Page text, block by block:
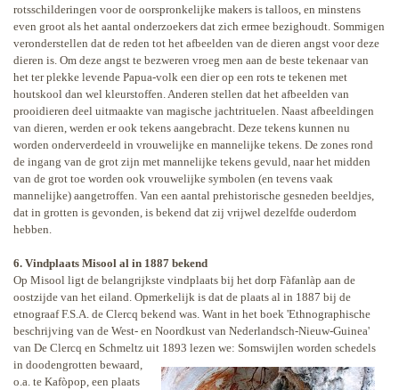
rotsschilderingen voor de oorspronkelijke makers is talloos, en minstens
even groot als het aantal onderzoekers dat zich ermee bezighoudt. Sommigen
veronderstellen dat de reden tot het afbeelden van de dieren angst voor deze
dieren is. Om deze angst te bezweren vroeg men aan de beste tekenaar van
het ter plekke levende Papua-volk een dier op een rots te tekenen met
houtskool dan wel kleurstoffen. Anderen stellen dat het afbeelden van
prooidieren deel uitmaakte van magische jachtrituelen. Naast afbeeldingen
van dieren, werden er ook tekens aangebracht. Deze tekens kunnen nu
worden onderverdeeld in vrouwelijke en mannelijke tekens. De zones rond
de ingang van de grot zijn met mannelijke tekens gevuld, naar het midden
van de grot toe worden ook vrouwelijke symbolen (en tevens vaak
mannelijke) aangetroffen. Van een aantal prehistorische gesneden beeldjes,
dat in grotten is gevonden, is bekend dat zij vrijwel dezelfde ouderdom
hebben.
6. Vindplaats Misool al in 1887 bekend
Op Misool ligt de belangrijkste vindplaats bij het dorp Fàfanlàp aan de
oostzijde van het eiland. Opmerkelijk is dat de plaats al in 1887 bij de
etnograaf F.S.A. de Clercq bekend was. Want in het boek 'Ethnographische
beschrijving van de West- en Noordkust van Nederlandsch-Nieuw-Guinea'
van De Clercq en Schmeltz uit 1893 lezen we: Somswijlen worden schedels
in doodengrotten bewaard,
o.a. te Kafòpop, een plaats